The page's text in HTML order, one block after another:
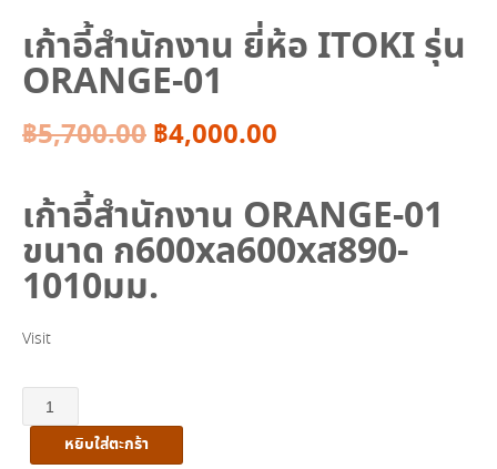
เก้าอี้สำนักงาน ยี่ห้อ ITOKI รุ่น
ORANGE-01
฿5,700.00Original
was:
฿4,000.00
is:
เก้าอี้สำนักงาน ORANGE-01
ขนาด ก600xล600xส890-
1010มม.
Visit
จำนวน
เก้าอี้
สำนักงานหยิบใส่ตะกร้า